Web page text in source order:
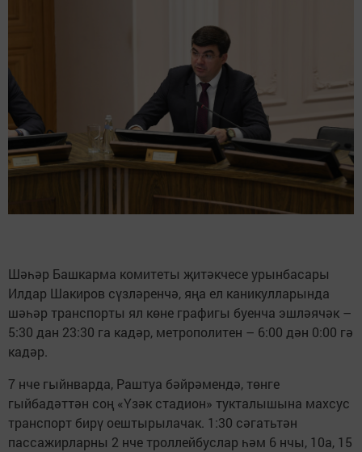
Шәһәр Башкарма комитеты җитәкчесе урынбасары
Илдар Шакиров сүзләренчә, яңа ел каникулларында
шәһәр транспорты ял көне графигы буенча эшләячәк –
5:30 дан 23:30 га кадәр, метрополитен – 6:00 дән 0:00 гә
кадәр.
7 нче гыйнварда, Раштуа бәйрәмендә, төнге
гыйбадәттән соң «Үзәк стадион» тукталышына махсус
транспорт бирү оештырылачак. 1:30 сәгатьтән
пассажирларны 2 нче троллейбуслар һәм 6 нчы, 10а, 15